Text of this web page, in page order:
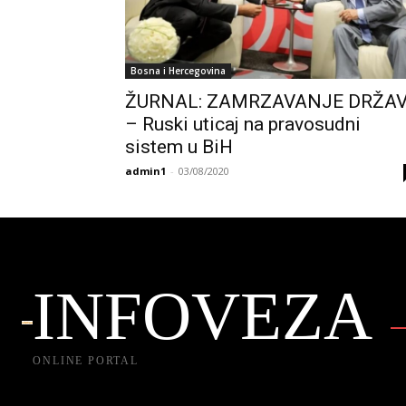
Bosna i Hercegovina
ŽURNAL: ZAMRZAVANJE
– Ruski uticaj na pravosudni
sistem u BiH
admin1 - 03/08/2020
INFOVEZA
ONLINE PORTAL